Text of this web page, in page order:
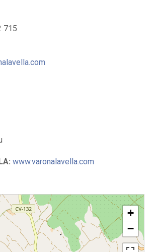
715
www.varonalavella.com
+
−